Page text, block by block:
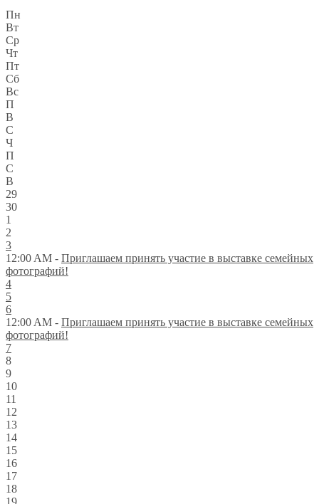
Пн
Вт
Ср
Чт
Пт
Сб
Вс
П
В
С
Ч
П
С
В
29
30
1
2
3
12:00 AM - Приглашаем принять участие в выставке семейных
фотографий!
4
5
6
12:00 AM - Приглашаем принять участие в выставке семейных
фотографий!
7
8
9
10
11
12
13
14
15
16
17
18
19